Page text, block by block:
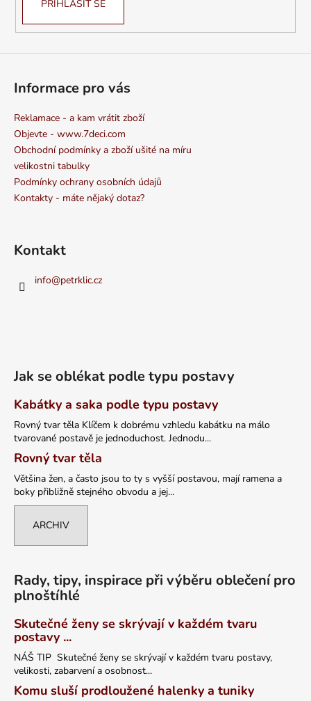
PŘIHLÁSIT SE
Informace pro vás
Reklamace - a kam vrátit zboží
Objevte - www.7deci.com
Obchodní podmínky a zboží ušité na míru
velikostni tabulky
Podmínky ochrany osobních údajů
Kontakty - máte nějaký dotaz?
Kontakt
info@petrklic.cz
Jak se oblékat podle typu postavy
Kabátky a saka podle typu postavy
Rovný tvar těla Klíčem k dobrému vzhledu kabátku na málo
tvarované postavě je jednoduchost. Jednodu...
Rovný tvar těla
Většina žen, a často jsou to ty s vyšší postavou, mají ramena a
boky přibližně stejného obvodu a jej...
ARCHIV
Rady, tipy, inspirace při výběru oblečení pro
plnoštíhlé
Skutečné ženy se skrývají v každém tvaru
postavy ...
NÁŠ TIP Skutečné ženy se skrývají v každém tvaru postavy,
velikosti, zabarvení a osobnost...
Komu sluší prodloužené halenky a tuniky